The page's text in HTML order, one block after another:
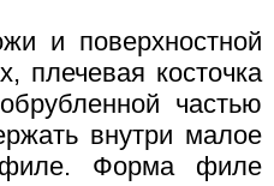
и поверхностной
плечевая косточка
частью
внутри малое
филе. Форма филе